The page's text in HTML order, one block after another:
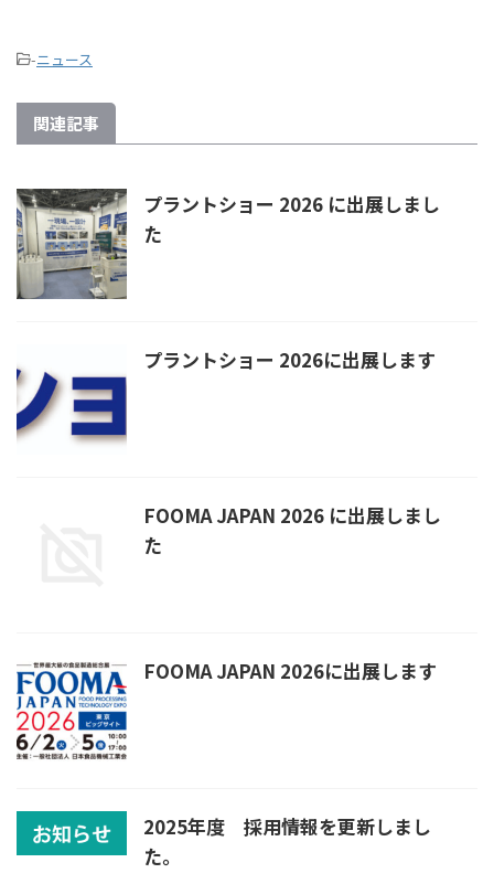
-ニュース
関連記事
プラントショー 2026 に出展しまし
た
プラントショー 2026に出展します
FOOMA JAPAN 2026 に出展しまし
た
FOOMA JAPAN 2026に出展します
2025年度 採用情報を更新しまし
た。